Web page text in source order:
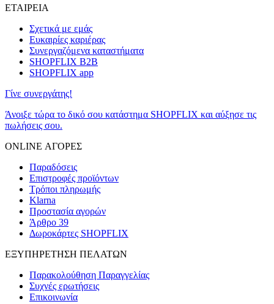
ΕΤΑΙΡΕΙΑ
Σχετικά με εμάς
Ευκαιρίες καριέρας
Συνεργαζόμενα καταστήματα
SHOPFLIX B2B
SHOPFLIX app
Γίνε συνεργάτης!
Άνοιξε τώρα το δικό σου κατάστημα SHOPFLIX και αύξησε τις
πωλήσεις σου.
ONLINE ΑΓΟΡΕΣ
Παραδόσεις
Επιστροφές προϊόντων
Τρόποι πληρωμής
Klarna
Προστασία αγορών
Άρθρο 39
Δωροκάρτες SHOPFLIX
ΕΞΥΠΗΡΕΤΗΣΗ ΠΕΛΑΤΩΝ
Παρακολούθηση Παραγγελίας
Συχνές ερωτήσεις
Επικοινωνία